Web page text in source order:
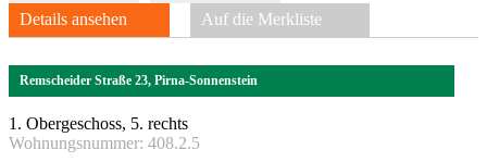
Details ansehen Auf die Merkliste
Remscheider Straße 23, Pirna-Sonnenstein
1. Obergeschoss, 5. rechts
Wohnungsnummer: 408.2.5